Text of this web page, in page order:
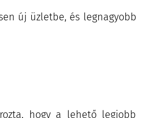
új üzletbe, és legnagyobb
hogy a lehető legjobb